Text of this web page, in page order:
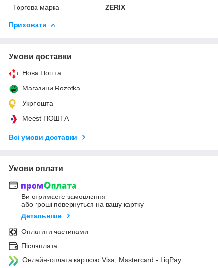
Торгова марка
ZERIX
Приховати
Умови доставки
Нова Пошта
Магазини Rozetka
Укрпошта
Meest ПОШТА
Всі умови доставки
Умови оплати
Ви отримаєте замовлення
або гроші повернуться на вашу картку
Детальніше
Оплатити частинами
Післяплата
Онлайн-оплата карткою Visa, Mastercard - LiqPay